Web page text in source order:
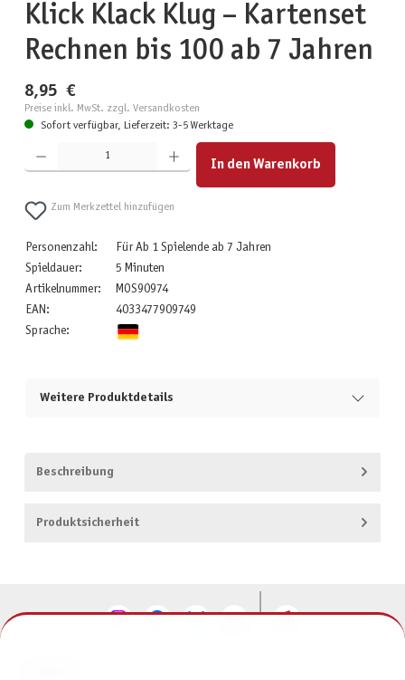
Klick Klack Klug – Kartenset
Rechnen bis 100 ab 7 Jahren
8,95 €
Preise inkl. MwSt. zzgl. Versandkosten
Sofort verfügbar, Lieferzeit: 3-5 Werktage
Produkt Anzahl: Gib den gewünschten Wert ein oder benutze die Schaltflächen um die Anzahl zu
In den Warenkorb
Zum Merkzettel hinzufügen
Personenzahl:
Für Ab 1 Spielende ab 7 Jahren
Spieldauer:
5 Minuten
Artikelnummer:
MOS90974
EAN:
4033477909749
Sprache:
Weitere Produktdetails
Beschreibung
Produktsicherheit